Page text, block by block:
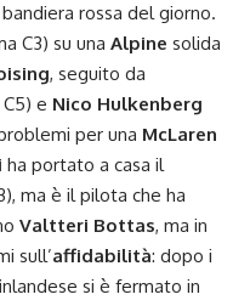
rossa del giorno.
C3) su una Alpine solida
, seguito da
C5) e Nico Hulkenberg
per una McLaren
ha portato a casa il
ma è il pilota che ha
Valtteri Bottas, ma in
sull’affidabilità: dopo i
si è fermato in